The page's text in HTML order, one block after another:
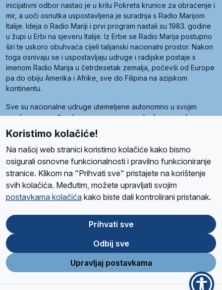
inicijativni odbor nastao je u krilu Pokreta krunice za obraćenje i
mir, a uoči osnutka uspostavljena je suradnja s Radio Marijom
Italije. Ideja o Radio Mariji i prvi program nastali su 1983. godine
u župi u Erbi na sjeveru Italije. Iz Erbe se Radio Marija postupno
širi te uskoro obuhvaća cijeli talijanski nacionalni prostor. Nakon
toga osnivaju se i uspostavljaju udruge i radijske postaje s
imenom Radio Marija u četrdesetak zemalja, počevši od Europe
pa do obiju Amerika i Afrike, sve do Filipina na azijskom
kontinentu.
Sve su nacionalne udruge utemeljene autonomno u svojim
zemljama, a međusobna su povezane preko krovne udruge
pod nazivom Svjetska obitelj Radio Marije (World Family of
Radio Maria). Svjetsku obitelj utemeljilo je sedam članica, među
kojima je i hrvatska Udruga Radio Marija.
O namaRadio ProgramVolonteriPrijateljiKontaktPravila privatnosti
Ova stranica je zaštićena Google reCAPTCHA sustavom
Store
Google
Play
Koristimo kolačiće!
Na našoj web stranici koristimo kolačiće kako bismo
osigurali osnovne funkcionalnosti i pravilno funkcioniranje
stranice. Klikom na "Prihvati sve" pristajete na korištenje
svih kolačića. Međutim, možete upravljati svojim
postavkama kolačića kako biste dali kontrolirani pristanak.
Prihvati sve
Odbij sve
Upravljaj postavkama